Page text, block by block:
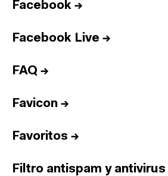
Facebook →
Facebook Live →
FAQ →
Favicon →
Favoritos →
Filtro antispam y antivirus